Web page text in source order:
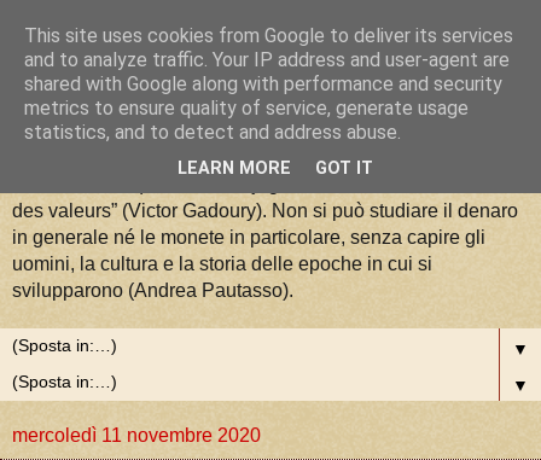
La Moneta tra Arte, Storia e
Valori
des valeurs” (Victor Gadoury). Non si può studiare il denaro
in generale né le monete in particolare, senza capire gli
uomini, la cultura e la storia delle epoche in cui si
svilupparono (Andrea Pautasso).
▼
▼
mercoledì 11 novembre 2020
This site uses cookies from Google to deliver its services
and to analyze traffic. Your IP address and user-agent are
shared with Google along with performance and security
metrics to ensure quality of service, generate usage
statistics, and to detect and address abuse.
LEARN MORE GOT IT